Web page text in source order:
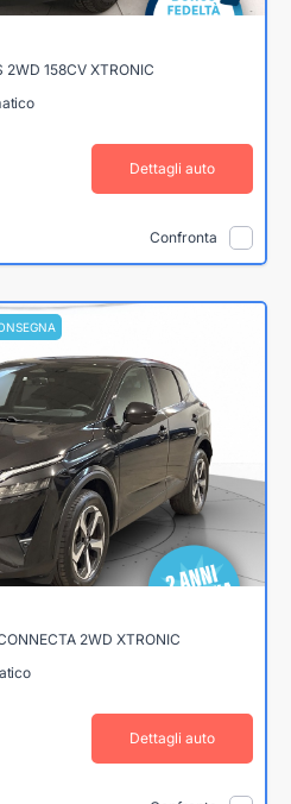
2WD 158CV XTRONIC
Dettagli auto
Confronta
2WD XTRONIC
Dettagli auto